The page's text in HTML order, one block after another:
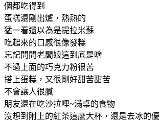
個都吃得到
蛋糕還剛出爐，熱熱的
猛一看還以為是提拉米蘇
吃起來的口感很像發糕
忘記問問老闆娘這到底是啥
不過上面的巧克力粉很苦
搭上蛋糕，又很剛好甜苦甜苦
不會讓人很膩
朋友還在吃沙拉哩~滿桌的食物
沒想到附上的紅茶這麼大杯，還是去冰的優